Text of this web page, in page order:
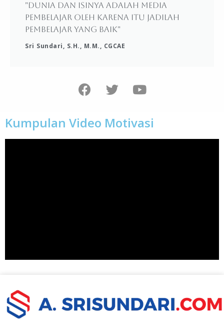
"Dunia dan isinya adalah media
pembelajar oleh karena itu jadilah
pembelajar yang baik"
Sri Sundari, S.H., M.M., CGCAE
Kumpulan Video Motivasi